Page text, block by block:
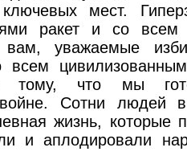
мест.
ракет и со
уважаемые
всем
тому, что мы
Сотни людей
жизнь, которые
и аплодировали